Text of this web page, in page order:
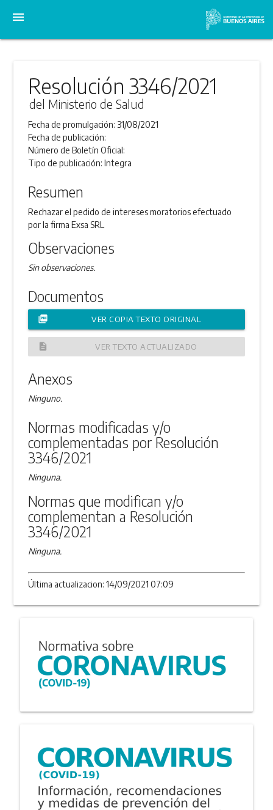
menu
Resolución 3346/2021
del Ministerio de Salud
Fecha de promulgación: 31/08/2021
Fecha de publicación:
Número de Boletín Oficial:
Tipo de publicación:Integra
Resumen
Rechazar el pedido de intereses moratorios efectuado
por la firma Exsa SRL
Observaciones
Sin observaciones.
Documentos
picture_as_pdf VER COPIA TEXTO ORIGINAL
description VER TEXTO ACTUALIZADO
Anexos
Ninguno.
Normas modificadas y/o
complementadas por Resolución
3346/2021
Ninguna.
Normas que modifican y/o
complementan a Resolución
3346/2021
Ninguna.
Última actualizacion: 14/09/2021 07:09